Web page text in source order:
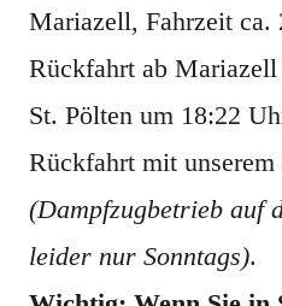
Mariazell, Fahrzeit ca.
Rückfahrt ab
St. Pölten um 18:22
Rückfahrt mit unserem
(Dampfzugbetrieb auf
leider nur Sonntags).